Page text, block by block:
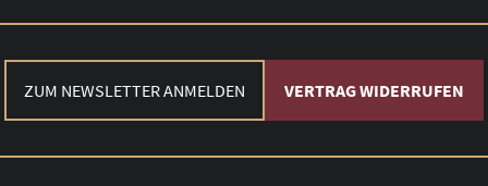
ZUM NEWSLETTER ANMELDEN VERTRAG WIDERRUFEN